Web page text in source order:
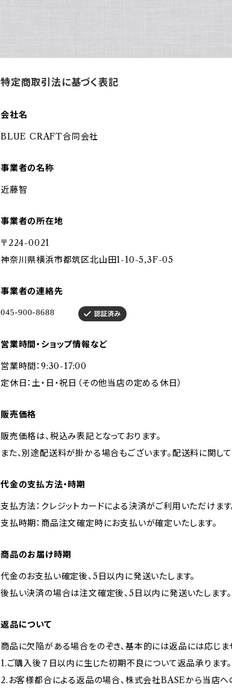
特定商取引法に基づく表記
会社名
BLUE CRAFT合同会社
事業者の名称
近藤智
事業者の所在地
〒224-0021
神奈川県横浜市都筑区北山田1-10-5,3F-05
事業者の連絡先
営業時間・ショップ情報など
営業時間：9:30-17:00
定休日：土・日・祝日（その他当店の定める休日）
販売価格
販売価格は、税込み表記となっております。
また、別途配送料が掛かる場合もございます。配送料に関し
代金の支払方法・時期
支払方法：クレジットカードによる決済がご利用いただけます
支払時期：商品注文確定時にお支払いが確定いたします。
商品のお届け時期
代金のお支払い確定後、5日以内に発送いたします。
後払い決済の場合は注文確定後、5日以内に発送いたします。
返品について
商品に欠陥がある場合をのぞき、基本的には返品には応じま
1.ご購入後７日以内に生じた初期不良について返品承ります。
2.お客様都合による返品の場合、株式会社BASEから当店